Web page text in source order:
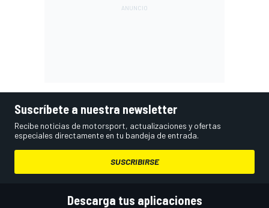
Suscríbete a nuestra newsletter
Recibe noticias de motorsport, actualizaciones y ofertas
especiales directamente en tu bandeja de entrada.
SUSCRIBIRSE
Descarga tus aplicaciones